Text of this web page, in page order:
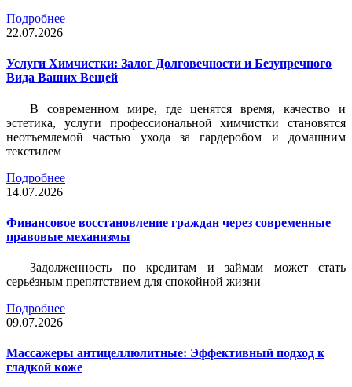
Подробнее
22.07.2026
Услуги Химчистки: Залог Долговечности и Безупречного
Вида Ваших Вещей
В современном мире, где ценятся время, качество и
эстетика, услуги профессиональной химчистки становятся
неотъемлемой частью ухода за гардеробом и домашним
текстилем
Подробнее
14.07.2026
Финансовое восстановление граждан через современные
правовые механизмы
Задолженность по кредитам и займам может стать
серьёзным препятствием для спокойной жизни
Подробнее
09.07.2026
Массажеры антицеллюлитные: Эффективный подход к
гладкой коже